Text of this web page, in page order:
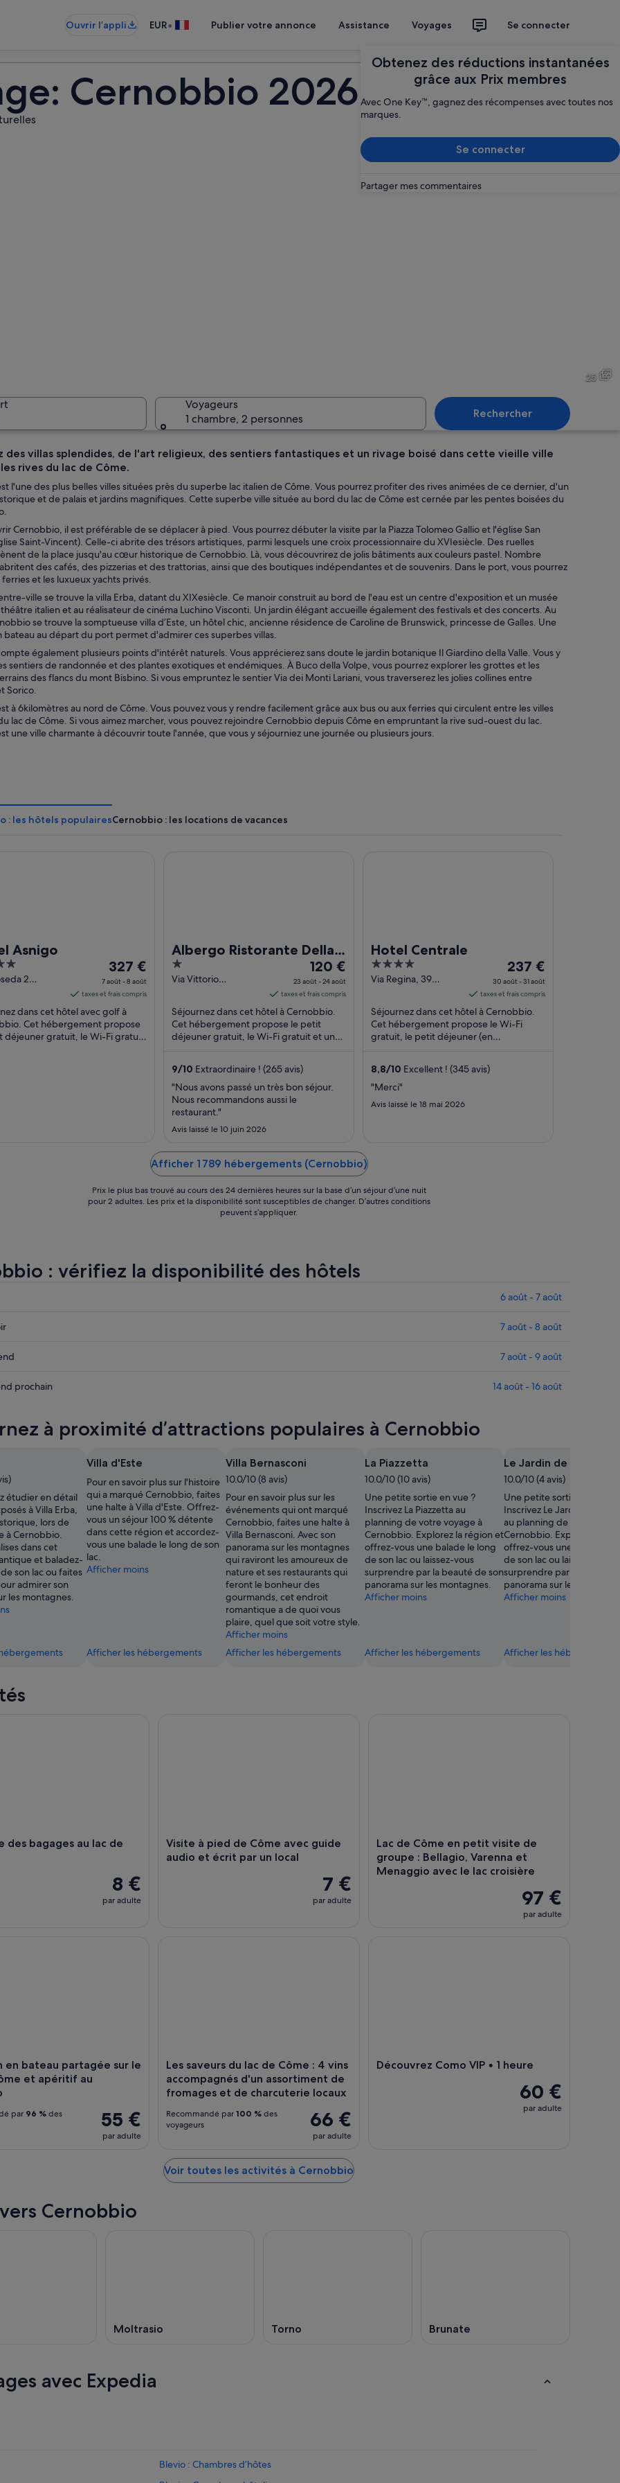
Ouvrir l’appli EUR• Publier votre annonce Assistance Voyages Se connecter
Obtenez des réductions instantanées
grâce aux Prix membres
Avec One Key™, gagnez des récompenses avec toutes nos
marques.
Se connecter
Partager mes commentaires
Planifier mon voyage
Cernobbio 2026
d’un beffroi, entouré de bâtiments aux volets verts, et un ciel d’un bleu limpide.
25
Voyageurs
1 chambre, 2 personnes
Rechercher
des villas splendides, de l'art religieux, des sentiers fantastiques et un rivage boisé dans cette vieille ville
rives du lac de Côme.
l'une des plus belles villes situées près du superbe lac italien de Côme. Vous pourrez profiter des rives animées de ce dernier, d'un
et de palais et jardins magnifiques. Cette superbe ville située au bord du lac de Côme est cernée par les pentes boisées du
Cernobbio, il est préférable de se déplacer à pied. Vous pourrez débuter la visite par la Piazza Tolomeo Gallio et l'église San
Saint-Vincent). Celle-ci abrite des trésors artistiques, parmi lesquels une croix processionnaire du XVIesiècle. Des ruelles
de la place jusqu'au cœur historique de Cernobbio. Là, vous découvrirez de jolis bâtiments aux couleurs pastel. Nombre
des cafés, des pizzerias et des trattorias, ainsi que des boutiques indépendantes et de souvenirs. Dans le port, vous pourrez
et les luxueux yachts privés.
ville se trouve la villa Erba, datant du XIXesiècle. Ce manoir construit au bord de l'eau est un centre d'exposition et un musée
italien et au réalisateur de cinéma Luchino Visconti. Un jardin élégant accueille également des festivals et des concerts. Au
se trouve la somptueuse villa d’Este, un hôtel chic, ancienne résidence de Caroline de Brunswick, princesse de Galles. Une
bateau au départ du port permet d'admirer ces superbes villas.
également plusieurs points d'intérêt naturels. Vous apprécierez sans doute le jardin botanique Il Giardino della Valle. Vous y
sentiers de randonnée et des plantes exotiques et endémiques. À Buco della Volpe, vous pourrez explorer les grottes et les
des flancs du mont Bisbino. Si vous empruntez le sentier Via dei Monti Lariani, vous traverserez les jolies collines entre
Sorico.
à 6kilomètres au nord de Côme. Vous pouvez vous y rendre facilement grâce aux bus ou aux ferries qui circulent entre les villes
lac de Côme. Si vous aimez marcher, vous pouvez rejoindre Cernobbio depuis Côme en empruntant la rive sud-ouest du lac.
une ville charmante à découvrir toute l'année, que vous y séjourniez une journée ou plusieurs jours.
: les hôtels populairesCernobbio : les locations de vacances
Asnigo
2
Le
prix
est
de 327 €
par
nuit
327 €
7 août - 8 août
taxes et frais compris
dans cet hôtel avec golf à
Cet hébergement propose
déjeuner gratuit, le Wi-Fi gratuit
Albergo Ristorante Della
Torre
1
out
5
Via Vittorio
Le
prix
est
de 120 €
par
nuit
au 24
août.
120 €
23 août - 24 août
taxes et frais compris
Séjournez dans cet hôtel à Cernobbio.
Cet hébergement propose le petit
déjeuner gratuit, le Wi-Fi gratuit et une
9/10 Extraordinaire ! (265 avis)
"Nous avons passé un très bon séjour.
Nous recommandons aussi le
restaurant."
Avis laissé le 10 juin 2026
Hotel Centrale
4
out
5
Via Regina, 39
Le
prix
est
de 237 €
par
237 €
30 août - 31 août
taxes et frais compris
Séjournez dans cet hôtel à Cernobbio.
Cet hébergement propose le Wi-Fi
gratuit, le petit déjeuner (en
8,8/10 Excellent ! (345 avis)
"Merci"
Avis laissé le 18 mai 2026
Afficher 1 789 hébergements (Cernobbio)
Prix le plus bas trouvé au cours des 24 dernières heures sur la base d’un séjour d’une nuit
pour 2 adultes. Les prix et la disponibilité sont susceptibles de changer. D’autres conditions
peuvent s’appliquer.
: vérifiez la disponibilité des hôtels
6 août - 7 août
7 août - 8 août
7 août - 9 août
prochain 14 août - 16 août
à proximité d’attractions populaires à Cernobbio
étudier en détail
à Villa Erba,
lors de
à Cernobbio.
dans cet
et baladez-
son lac ou faites
admirer son
les montagnes.
Villa d'Este
Pour en savoir plus sur l'histoire
qui a marqué Cernobbio, faites
une halte à Villa d'Este. Offrez-
vous un séjour 100 % détente
dans cette région et accordez-
vous une balade le long de son
lac.
Afficher moins
Afficher les hébergements
Villa Bernasconi
10.0/10 (8 avis)
Pour en savoir plus sur les
événements qui ont marqué
Cernobbio, faites une halte à
Villa Bernasconi. Avec son
panorama sur les montagnes
qui raviront les amoureux de
nature et ses restaurants qui
feront le bonheur des
gourmands, cet endroit
romantique a de quoi vous
plaire, quel que soit votre style.
Afficher moins
Afficher les hébergements
La Piazzetta
10.0/10 (10 avis)
Une petite sortie en vue ?
Inscrivez La Piazzetta au
planning de votre voyage à
Cernobbio. Explorez la région et
offrez-vous une balade le long
de son lac ou laissez-vous
surprendre par la beauté de son
panorama sur les montagnes.
Afficher moins
Afficher les hébergements
Le Jardin de la Vallée
10.0/10 (4 avis)
Une petite sortie en vue ?
Inscrivez Le Jardin de la
au planning de votre
Cernobbio. Explorez la
offrez-vous une balade le
de son lac ou laissez-vous
surprendre par la beauté
panorama sur les
Afficher moins
Afficher les hébergements
des bagages au lac de
8 €
par adulte
Visite à pied de Côme avec guide
audio et écrit par un local
7 €
par adulte
Lac de Côme en petit visite de
groupe : Bellagio, Varenna et
Menaggio avec le lac croisière
97 €
par adulte
en bateau partagée sur le
et apéritif au
55 €
par adulte
par 96 % des
Les saveurs du lac de Côme : 4 vins
accompagnés d'un assortiment de
fromages et de charcuterie locaux
66 €
par adulte
Recommandé par 100 % des
voyageurs
Découvrez Como VIP • 1 heure
60 €
par adulte
Voir toutes les activités à Cernobbio
Cernobbio
Moltrasio Torno Brunate
avec Expedia
Blevio : Chambres d’hôtes